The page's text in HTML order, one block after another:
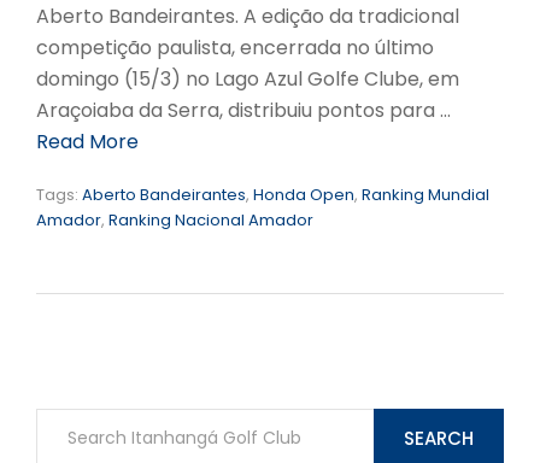
Aberto Bandeirantes. A edição da tradicional
competição paulista, encerrada no último
domingo (15/3) no Lago Azul Golfe Clube, em
Araçoiaba da Serra, distribuiu pontos para …
Read More
Tags: Aberto Bandeirantes, Honda Open, Ranking Mundial
Amador, Ranking Nacional Amador
SEARCH